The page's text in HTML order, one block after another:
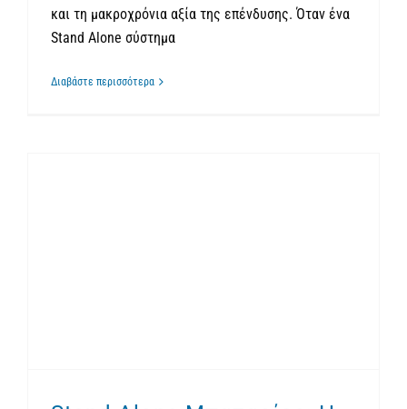
και τη μακροχρόνια αξία της επένδυσης. Όταν ένα
Stand Alone σύστημα
Διαβάστε περισσότερα